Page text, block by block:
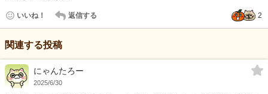
いいね！ 返信する 2
関連する投稿
にゃんたろー
2025/6/30